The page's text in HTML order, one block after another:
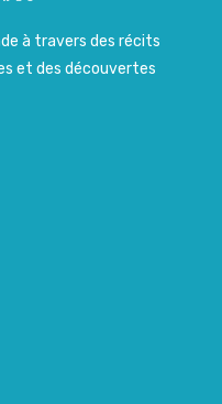
à travers des récits
et des découvertes